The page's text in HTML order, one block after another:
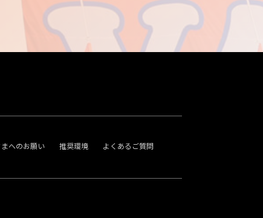
まへのお願い 推奨環境 よくあるご質問